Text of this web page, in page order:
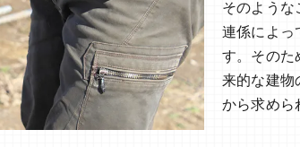
そのような
連係によっ
す。そのた
来的な建物
から求めら